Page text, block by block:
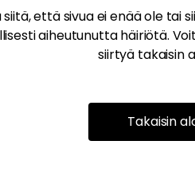
siitä, että sivua ei enää ole
aiheutunutta häiriötä.
siirtyä takaisin
Takaisin